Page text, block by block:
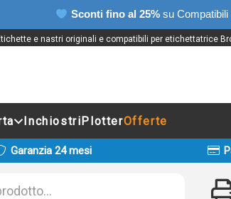
Sconti fino al 25% su
e nastri originali e compatibili per etichettatrice
InchiostriPlotterOfferte
Garanzia 24 mesi